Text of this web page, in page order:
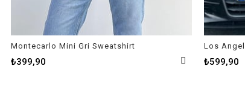
Montecarlo Mini Gri Sweatshirt
₺399,90
Los
₺599,90